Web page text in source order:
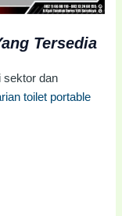
Tersedia
sektor dan
toilet portable